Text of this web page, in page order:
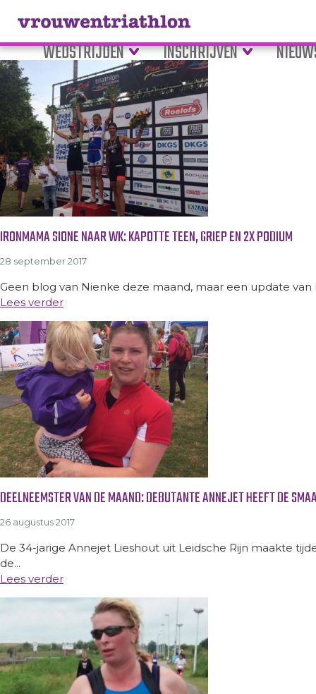
WEDSTRIJDEN INSCHRIJVEN
Tag Archive: dochter
IRONMAMA SIONE NAAR WK: KAPOTTE TEEN, GRIEP EN 2X PODIUM
28 september 2017
Geen blog van Nienke deze maand, maar een update
Lees verder
DEELNEEMSTER VAN DE MAAND: DEBUTANTE ANNEJET HEEFT DE
26 augustus 2017
De 34-jarige Annejet Lieshout uit Leidsche Rijn maakte
de...
Lees verder